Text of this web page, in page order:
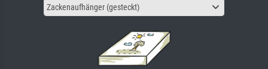
Zackenaufhänger (gesteckt)